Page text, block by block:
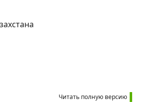
Читать полную версию